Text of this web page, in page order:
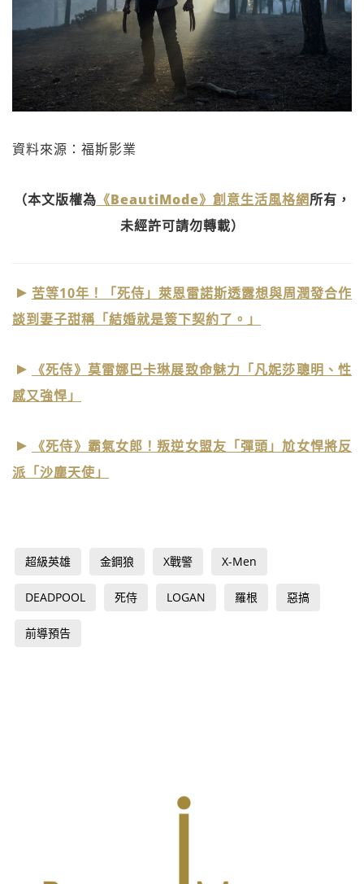
資料來源：福斯影業
（本文版權為 《BeautiMode》創意生活風格網所有，
未經許可請勿轉載）
苦等10年！「死侍」萊恩雷諾斯透露想與周潤發合作
談到妻子甜稱「結婚就是簽下契約了。」
《死侍》莫雷娜巴卡琳展致命魅力「凡妮莎聰明、性
感又強悍」
《死侍》霸氣女郎！叛逆女盟友「彈頭」尬女悍將反
派「沙塵天使」
超級英雄 金鋼狼 X戰警 X-Men
DEADPOOL 死侍 LOGAN 羅根 惡搞
前導預告